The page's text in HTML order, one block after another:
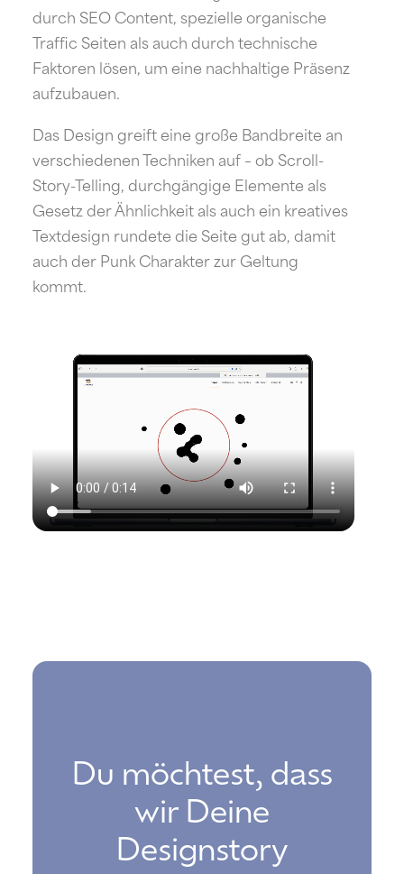
durch SEO Content, spezielle organische
Traffic Seiten als auch durch technische
Faktoren lösen, um eine nachhaltige Präsenz
aufzubauen.
Das Design greift eine große Bandbreite an
verschiedenen Techniken auf – ob Scroll-
Story-Telling, durchgängige Elemente als
Gesetz der Ähnlichkeit als auch ein kreatives
Textdesign rundete die Seite gut ab, damit
auch der Punk Charakter zur Geltung
kommt.
Du möchtest, dass
wir Deine
Designstory